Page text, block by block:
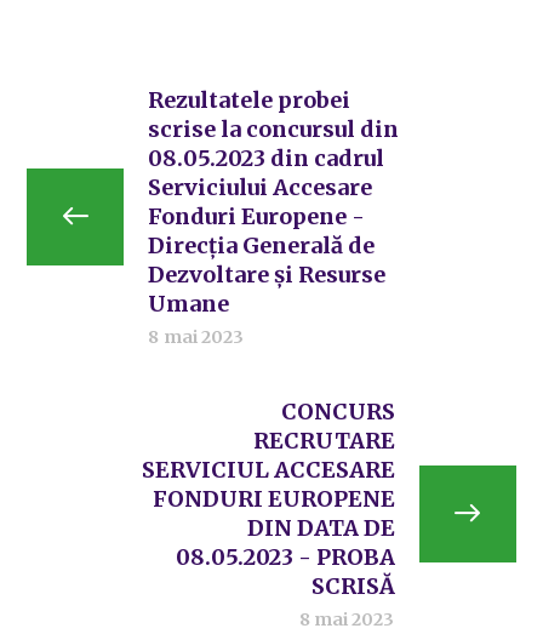
Rezultatele probei
scrise la concursul din
08.05.2023 din cadrul
Serviciului Accesare
Fonduri Europene -
Direcția Generală de
Dezvoltare și Resurse
Umane
8 mai 2023
CONCURS
RECRUTARE
SERVICIUL ACCESARE
FONDURI EUROPENE
DIN DATA DE
08.05.2023 - PROBA
SCRISĂ
8 mai 2023